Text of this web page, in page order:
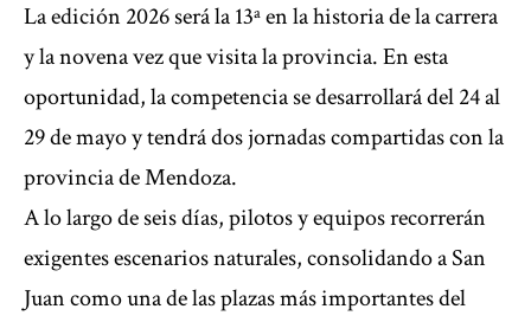
La edición 2026 será la 13ª en la historia de la carrera
y la novena vez que visita la provincia. En esta
oportunidad, la competencia se desarrollará del 24 al
29 de mayo y tendrá dos jornadas compartidas con la
provincia de Mendoza.
A lo largo de seis días, pilotos y equipos recorrerán
exigentes escenarios naturales, consolidando a San
Juan como una de las plazas más importantes del